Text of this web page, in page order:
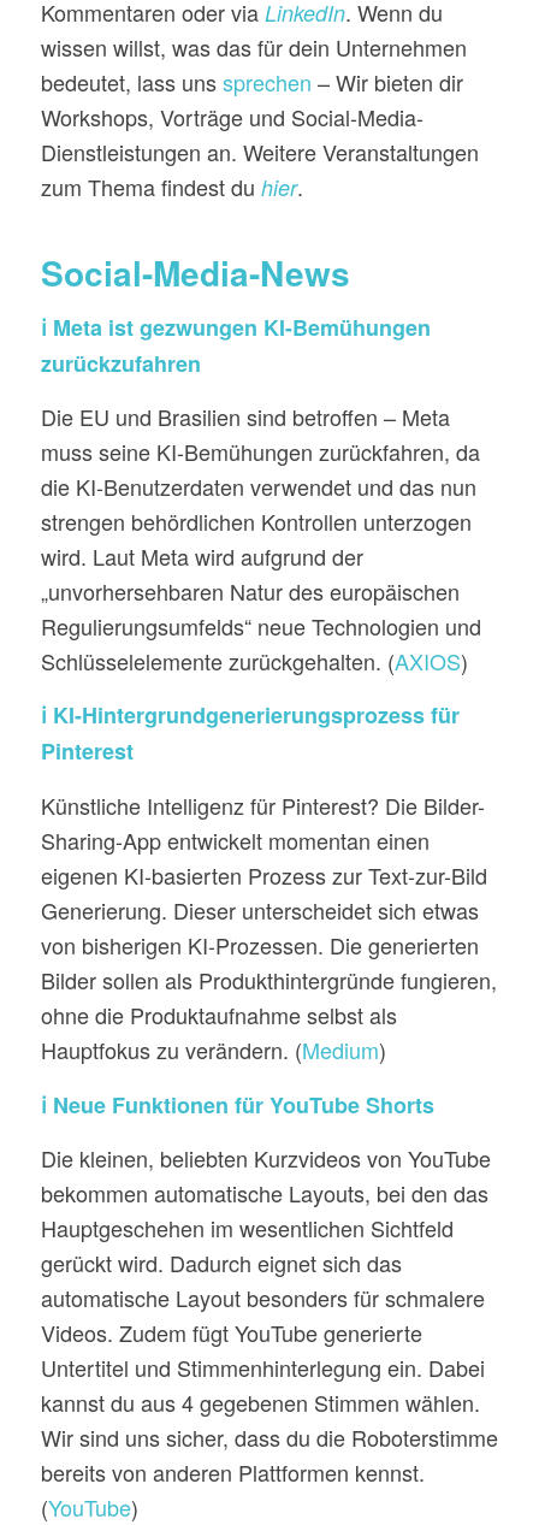
Kommentaren oder via LinkedIn. Wenn du
wissen willst, was das für dein Unternehmen
bedeutet, lass unssprechen – Wir bieten dir
Workshops, Vorträge und Social-Media-
Dienstleistungen an. Weitere Veranstaltungen
zum Thema findest du hier.
Social-Media-News
ℹ️ Meta ist gezwungen KI-Bemühungen
zurückzufahren
Die EU und Brasilien sind betroffen – Meta
muss seine KI-Bemühungen zurückfahren, da
die KI-Benutzerdaten verwendet und das nun
strengen behördlichen Kontrollen unterzogen
wird. Laut Meta wird aufgrund der
„unvorhersehbaren Natur des europäischen
Regulierungsumfelds“ neue Technologien und
Schlüsselelemente zurückgehalten. (AXIOS)
ℹ️ KI-Hintergrundgenerierungsprozess für
Pinterest
Künstliche Intelligenz für Pinterest? Die Bilder-
Sharing-App entwickelt momentan einen
eigenen KI-basierten Prozess zur Text-zur-Bild
Generierung. Dieser unterscheidet sich etwas
von bisherigen KI-Prozessen. Die generierten
Bilder sollen als Produkthintergründe fungieren,
ohne die Produktaufnahme selbst als
Hauptfokus zu verändern. (Medium)
ℹ️ Neue Funktionen für YouTube Shorts
Die kleinen, beliebten Kurzvideos von YouTube
bekommen automatische Layouts, bei den das
Hauptgeschehen im wesentlichen Sichtfeld
gerückt wird. Dadurch eignet sich das
automatische Layout besonders für schmalere
Videos. Zudem fügt YouTube generierte
Untertitel und Stimmenhinterlegung ein. Dabei
kannst du aus 4 gegebenen Stimmen wählen.
Wir sind uns sicher, dass du die Roboterstimme
bereits von anderen Plattformen kennst.
(YouTube)